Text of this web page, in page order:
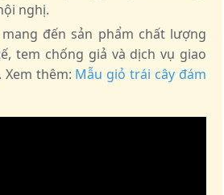
nghị.
đến sản phẩm chất lượng
tem chống giả và dịch vụ giao
thêm: Mẫu giỏ trái cây đám